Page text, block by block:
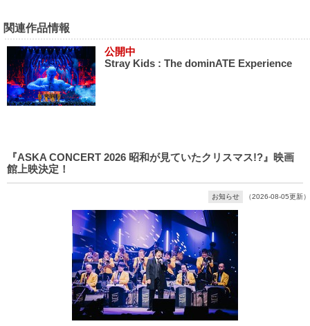
関連作品情報
公開中
Stray Kids : The dominATE Experience
『ASKA CONCERT 2026 昭和が見ていたクリスマス!?』映画
館上映決定！
お知らせ （2026-08-05更新）